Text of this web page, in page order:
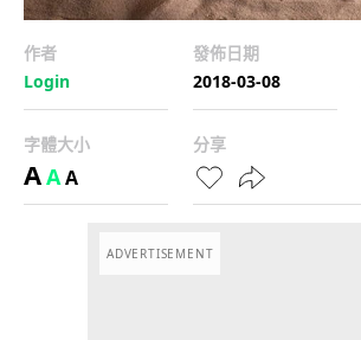
作者
Login
發佈日期
2018-03-08
字體大小
AAA
分享
ADVERTISEMENT